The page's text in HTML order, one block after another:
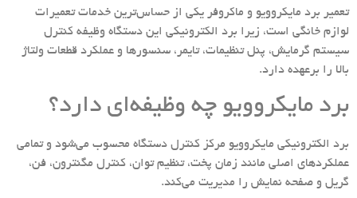
تعمیر برد مایکروویو و ماکروفر یکی از حساس‌ترین خدمات تعمیرات
لوازم خانگی است، زیرا برد الکترونیکی این دستگاه وظیفه کنترل
سیستم گرمایش، پنل تنظیمات، تایمر، سنسورها و عملکرد قطعات ولتاژ
بالا را برعهده دارد.
برد مایکروویو چه وظیفه‌ای دارد؟
برد الکترونیکی مایکروویو مرکز کنترل دستگاه محسوب می‌شود و تمامی
عملکردهای اصلی مانند زمان پخت، تنظیم توان، کنترل مگنترون، فن،
گریل و صفحه نمایش را مدیریت می‌کند.